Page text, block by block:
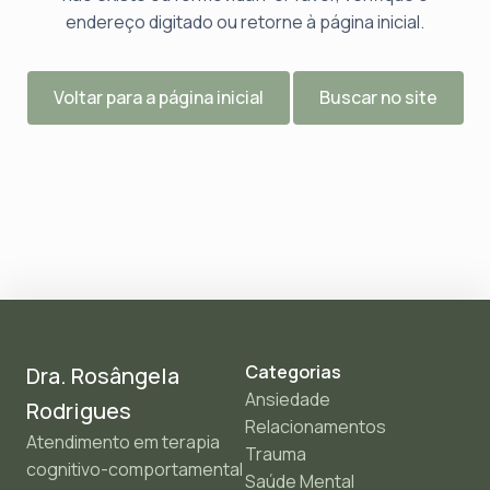
endereço digitado ou retorne à página inicial.
Voltar para a página inicial Buscar no site
Dra. Rosângela
Rodrigues
Atendimento em terapia
cognitivo-comportamental
Categorias
Ansiedade
Relacionamentos
Trauma
Saúde Mental